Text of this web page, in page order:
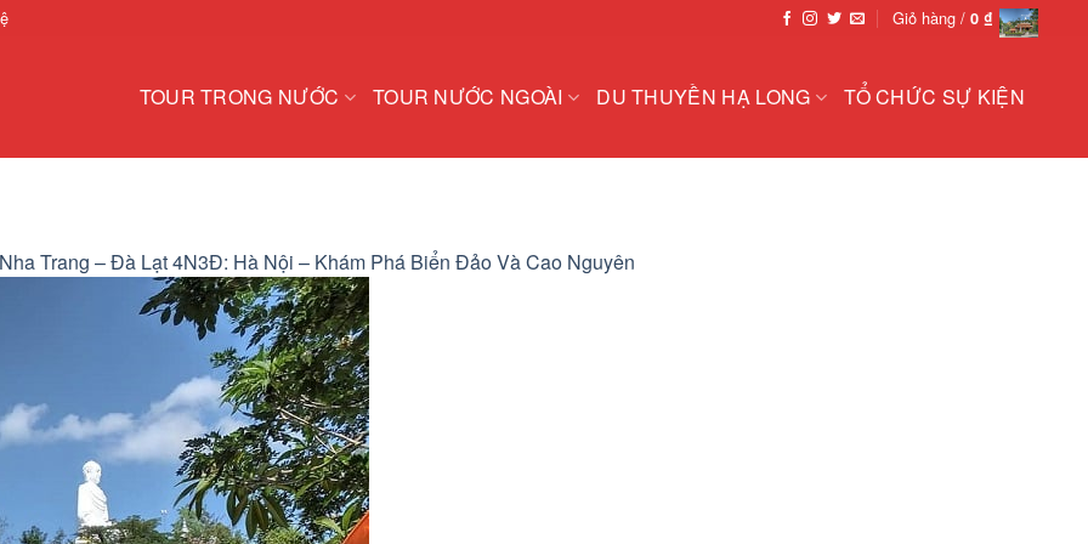
Giỏ hàng / 0 ₫
TOUR TRONG NƯỚC TOUR NƯỚC NGOÀI DU THUYỀN HẠ LONG TỔ CHỨC SỰ KIỆN
Trang – Đà Lạt 4N3Đ: Hà Nội – Khám Phá Biển Đảo Và Cao Nguyên